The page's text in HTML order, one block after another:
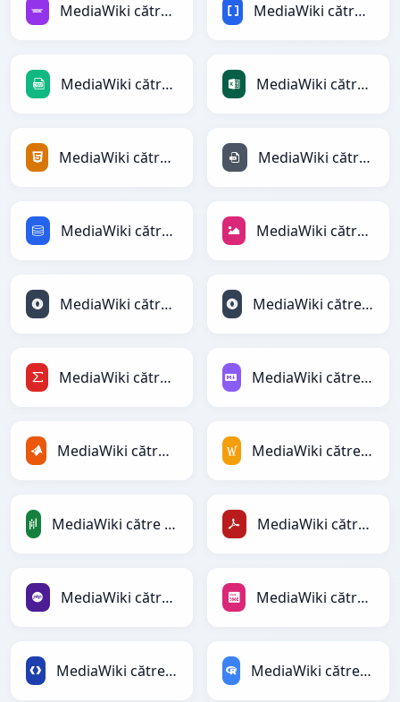
MediaWiki către Avro MediaWiki către BBCode
MediaWiki către CSV MediaWiki către Excel
MediaWiki către HTML MediaWiki către INI
MediaWiki către SQL MediaWiki către JPEG
MediaWiki către JSON MediaWiki către JSONLines
MediaWiki către LaTeX MediaWiki către Markdown
MediaWiki către MATLAB MediaWiki către MediaWiki
MediaWiki către PandasDataFrame MediaWiki către PDF
MediaWiki către PHP MediaWiki către PNG
MediaWiki către Protobuf MediaWiki către RDataFrame